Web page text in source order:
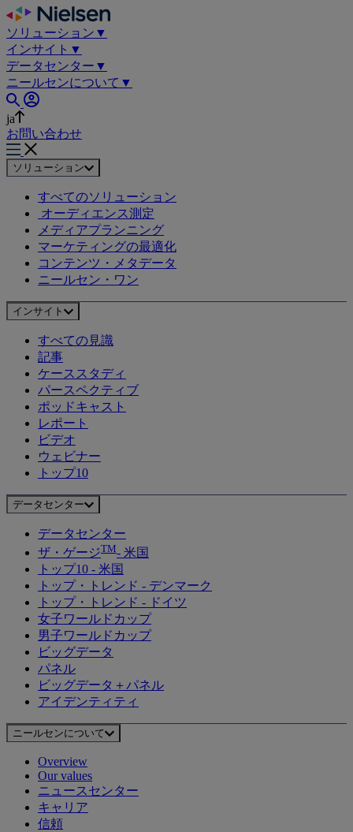
Skip
to
content
ソリューション ▼
インサイト ▼
データセンター ▼
ニールセンについて ▼
ja
お問い合わせ
ソリューション
すべてのソリューション
オーディエンス測定
メディアプランニング
マーケティングの最適化
コンテンツ・メタデータ
ニールセン・ワン
インサイト
すべての見識
記事
ケーススタディ
パースペクティブ
ポッドキャスト
レポート
ビデオ
ウェビナー
トップ10
データセンター
データセンター
ザ・ゲージTM- 米国
トップ10 - 米国
トップ・トレンド - デンマーク
トップ・トレンド - ドイツ
女子ワールドカップ
男子ワールドカップ
ビッグデータ
パネル
ビッグデータ＋パネル
アイデンティティ
ニールセンについて
Overview
Our values
ニュースセンター
キャリア
信頼